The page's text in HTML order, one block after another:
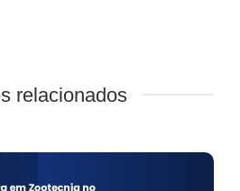
relacionados